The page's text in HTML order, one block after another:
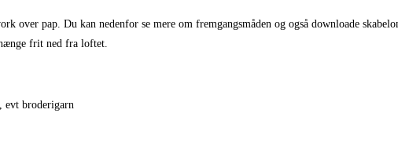
over pap. Du kan nedenfor se mere om fremgangsmåden og også downloade
frit ned fra loftet.
evt broderigarn